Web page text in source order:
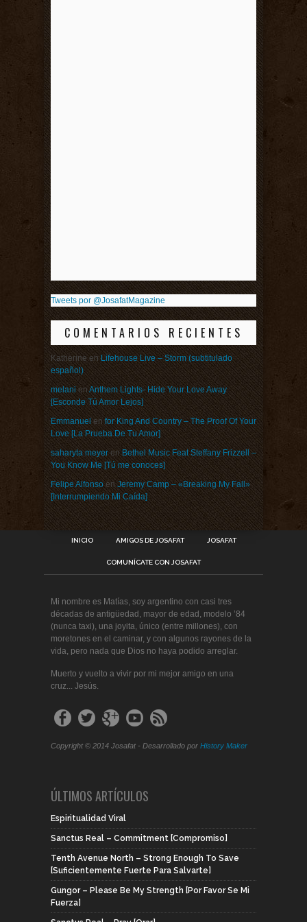
Tweets por @JosafatMagazine
COMENTARIOS RECIENTES
KatherineenLifehouse Live – Storm (subtitulado
español)
melanienAnthem Lights- Hide Your Love Away
[Esconde Tú Amor Lejos]
Emmanuelenfor King And Country – The Proof Of Your
Love [La Prueba De Tu Amor]
saharyta meyerenBethel Music Feat Steffany Frizzell –
You Know Me [Tú me conoces]
Felipe AlfonsoenJeremy Camp – «Breaking My Fall»
[Interrumpiendo Mi Caída]
INICIO AMIGOS DE JOSAFAT JOSAFAT
COMUNÍCATE CON JOSAFAT
Mi nombre es Matías, soy argentino con casi tres
décadas de antigüedad, mayor de edad, modelo ’84
(nunca taxi), una joyita, único (entre millones), con
moretones en el caminar, y con algunos rayones de la
vida, pero nada que Dios no haya podido arreglar.
Muerto y vuelto a vivir por mi mejor amigo en una
cruz... Jesús.
Copyright © 2014 Josafat - Desarrollado por History Maker
ÚLTIMOS ARTÍCULOS
Espiritualidad Viral
Sanctus Real – Commitment [Compromiso]
Tenth Avenue North – Strong Enough To Save
[Suficientemente Fuerte Para Salvarte]
Gungor – Please Be My Strength [Por Favor Se Mi
Fuerza]